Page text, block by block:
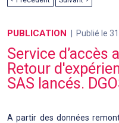
PUBLICATION Publié le
Service d’accès
Retour
SAS lancés.
A partir des données